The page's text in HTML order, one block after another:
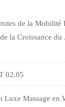
de la Mobilité
la Croissance
02.05
Luxe Massage en